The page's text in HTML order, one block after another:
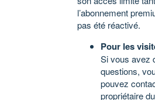
l’abonnement
pas été réactivé.
Pour les
Si vous avez
questions,
pouvez
propriétaire